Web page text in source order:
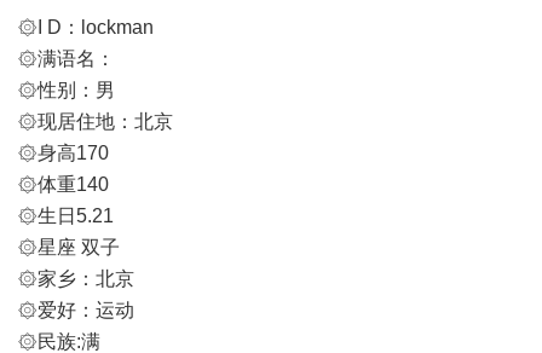
۞I D：lockman
۞满语名：
۞性别：男
۞现居住地：北京
۞身高170
۞体重140
۞生日5.21
۞星座 双子
۞家乡：北京
۞爱好：运动
۞民族:满